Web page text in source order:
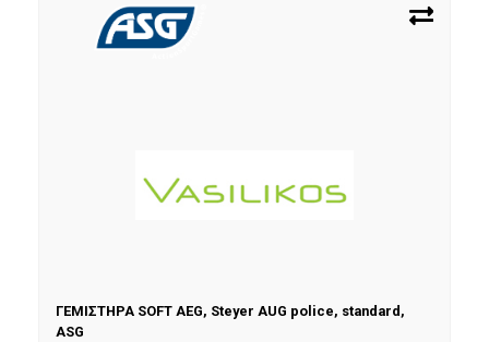
ΓΕΜΙΣΤΗΡΑ SOFT AEG, Steyer AUG police, standard,
ASG